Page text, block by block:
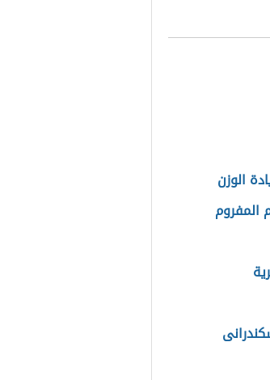
الوزن
المفروم